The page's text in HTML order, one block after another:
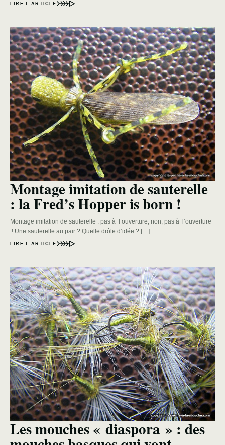
LIRE L’ARTICLE
Montage imitation de sauterelle
: la Fred’s Hopper is born !
Montage imitation de sauterelle : pas à l’ouverture, non, pas à l’ouverture
! Une sauterelle au pair ? Quelle drôle d’idée ? […]
LIRE L’ARTICLE
Les mouches « diaspora » : des